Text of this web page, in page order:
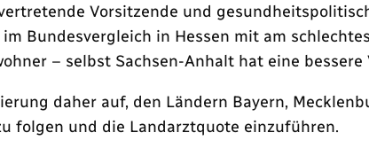
Vorsitzende und
Bundesvergleich in Hessen mit am
– selbst Sachsen-Anhalt hat eine bessere
daher auf, den Ländern Bayern,
folgen und die Landarztquote einzuführen.